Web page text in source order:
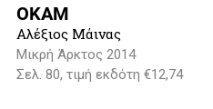
ΟΚΑΜ
Αλέξιος Μάινας
Μικρή Άρκτος 2014
Σελ. 80, τιμή εκδότη €12,74